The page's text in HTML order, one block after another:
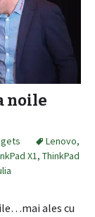
noile
Lenovo,
X1, ThinkPad
ales cu